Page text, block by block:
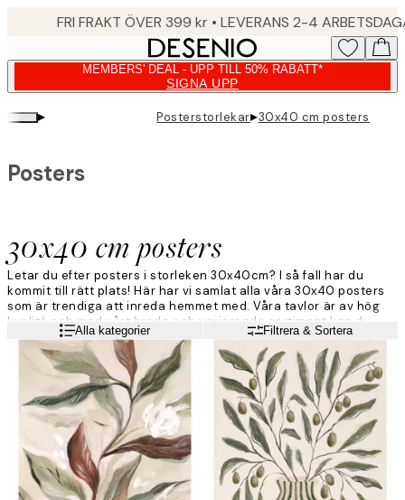
FRI FRAKT ÖVER 399 kr • LEVERANS 2-4
MEMBERS' DEAL - UPP TILL 50% RABATT*
SIGNA UPP
▸ Posterstorlekar▸30x40 cm posters
30x40 cm posters
Posters
Letar du efter posters i storleken 30x40cm? I så fall har du
kommit till rätt plats! Här har vi samlat alla våra 30x40 posters
som är trendiga att inreda hemmet med. Våra tavlor är av hög
kvalité och med vårt breda och varierande sortiment kan du
hitta en tavla som passar just ditt hem!
Alla kategorier Filtrera & Sortera